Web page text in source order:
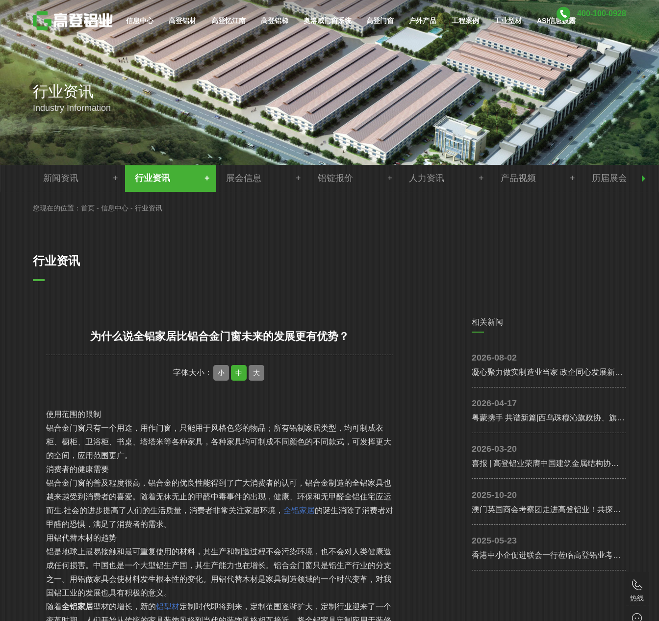
高登铝业 信息中心 高登铝材 高登忆江南 高登铝梯 奥洛威门窗系统 高登门窗 户外产品 工程案例 工业型材 ASI信息披露
400-100-0928
行业资讯
Industry Information
新闻资讯 行业资讯 展会信息 铝锭报价 人力资讯 产品视频 历届展会
您现在的位置：首页 -信息中心 -行业资讯
行业资讯
为什么说全铝家居比铝合金门窗未来的发展更有优势？
字体大小： 小 中 大
使用范围的限制
铝合金门窗只有一个用途，用作门窗，只能用于风格色彩的物品；所有铝制家居类型，均可制成衣
柜、橱柜、卫浴柜、书桌、塔塔米等各种家具，各种家具均可制成不同颜色的不同款式，可发挥更大
的空间，应用范围更广。
消费者的健康需要
铝合金门窗的普及程度很高，铝合金的优良性能得到了广大消费者的认可，铝合金制造的全铝家具也
越来越受到消费者的喜爱。随着无休无止的甲醛中毒事件的出现，健康、环保和无甲醛全铝住宅应运
而生.社会的进步提高了人们的生活质量，消费者非常关注家居环境，全铝家居的诞生消除了消费者对
甲醛的恐惧，满足了消费者的需求。
用铝代替木材的趋势
铝是地球上最易接触和最可重复使用的材料，其生产和制造过程不会污染环境，也不会对人类健康造
成任何损害。中国也是一个大型铝生产国，其生产能力也在增长。铝合金门窗只是铝生产行业的分支
之一。用铝做家具会使材料发生根本性的变化。用铝代替木材是家具制造领域的一个时代变革，对我
国铝工业的发展也具有积极的意义。
随着全铝家居型材的增长，新的铝型材定制时代即将到来，定制范围逐渐扩大，定制行业迎来了一个
相关新闻
2026-08-02
凝心聚力做实制造业当家 政企同心发展新质生产力|省、市多部门联合调研组莅临高登铝业调研指导
2026-04-17
粤蒙携手 共谱新篇|西乌珠穆沁旗政协、旗委统战部携工商联及企业代表考察团莅临高登铝业共谋高质量发展
2026-03-20
喜报 | 高登铝业荣膺中国建筑金属结构协会铝门窗幕墙分会副会长单位，执行总裁李婧受聘副会长
2025-10-20
澳门英国商会考察团走进高登铝业！共探大湾区产业协同新机遇
2025-05-23
香港中小企促进联会一行莅临高登铝业考察交流，共探合作发展新机遇及产业升级新路径
热线